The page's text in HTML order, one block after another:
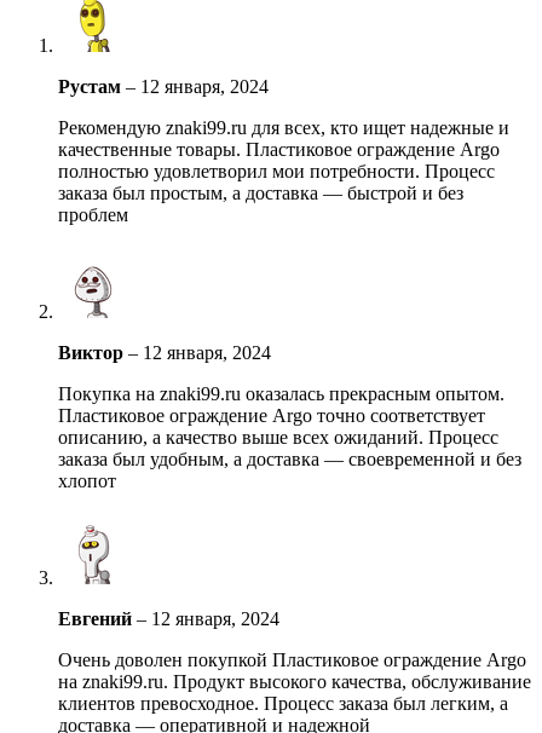
Рустам – 12 января, 2024
Рекомендую znaki99.ru для всех, кто ищет надежные и
качественные товары. Пластиковое ограждение Argo
полностью удовлетворил мои потребности. Процесс
заказа был простым, а доставка — быстрой и без
проблем
Виктор – 12 января, 2024
Покупка на znaki99.ru оказалась прекрасным опытом.
Пластиковое ограждение Argo точно соответствует
описанию, а качество выше всех ожиданий. Процесс
заказа был удобным, а доставка — своевременной и без
хлопот
Евгений – 12 января, 2024
Очень доволен покупкой Пластиковое ограждение Argo
на znaki99.ru. Продукт высокого качества, обслуживание
клиентов превосходное. Процесс заказа был легким, а
доставка — оперативной и надежной